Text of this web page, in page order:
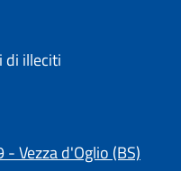
di illeciti
Vezza d'Oglio (BS)